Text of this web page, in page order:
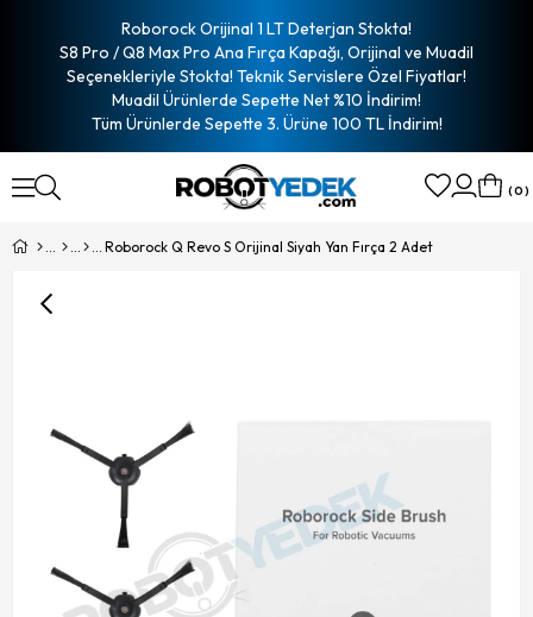
Roborock Orijinal 1 LT Deterjan Stokta!
S8 Pro / Q8 Max Pro Ana Fırça Kapağı, Orijinal ve Muadil
Seçenekleriyle Stokta! Teknik Servislere Özel Fiyatlar!
Muadil Ürünlerde Sepette Net %10 İndirim!
Tüm Ürünlerde Sepette 3. Ürüne 100 TL İndirim!
0
Roborock Q Revo S Orijinal Siyah Yan Fırça 2 Adet